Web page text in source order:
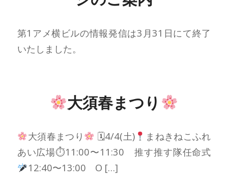
第1アメ横ビルの情報発信は3月31日にて終了
いたしました。
大須春まつり
大須春まつり 🗓4/4(土)
まねきねこふれ
あい広場⏱11:00〜11:30 推す推す隊任命式
12:40〜13:00 O […]